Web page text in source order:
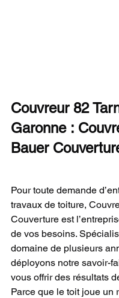
Couvreur 82
Garonne :
Bauer
Pour toute demande
travaux de toiture,
Couverture est
de vos besoins.
domaine de plusieurs
déployons notre savoir-
vous offrir des résultats
Parce que le toit joue un